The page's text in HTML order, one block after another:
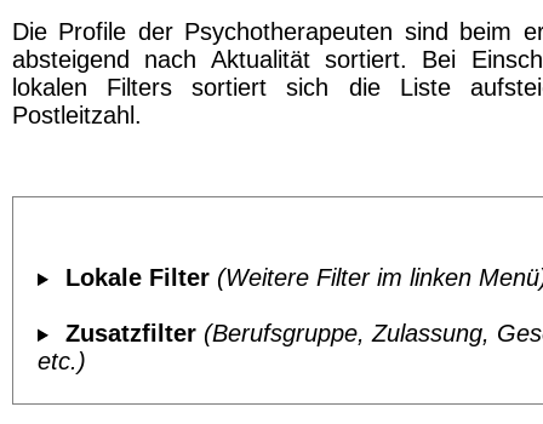
Die Profile der Psychotherapeuten sind beim
absteigend nach Aktualität sortiert. Bei
lokalen Filters sortiert sich die Liste
Postleitzahl.
Lokale Filter (Weitere Filter im linken
Zusatzfilter (Berufsgruppe, Zulassung,
etc.)